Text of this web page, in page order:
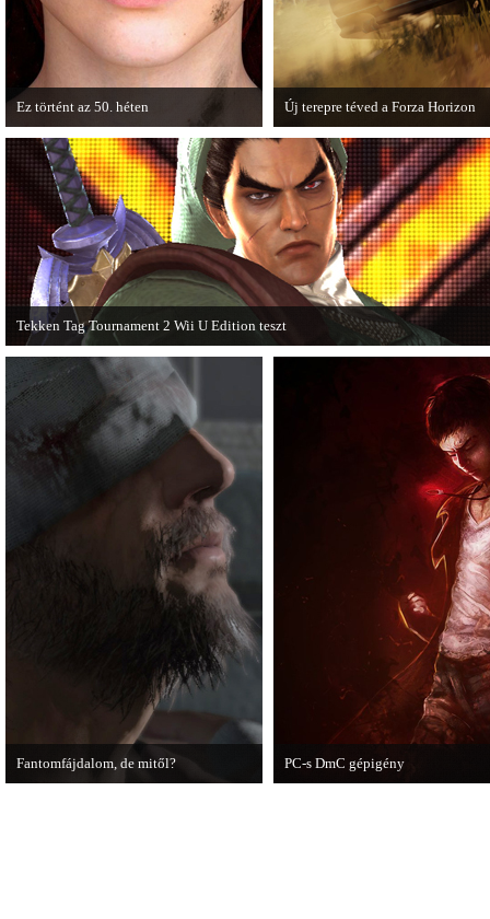
Ez történt az 50. héten
A héten nagyot villantottak a japán
fejlesztők. A Phamtom Pain mellett a
Square Enix techdemója is ütött.
Új terepre téved a Forza Horizon
Hamarosan megérkezik a Forza
Expansion Pack.
Tekken Tag Tournament 2 Wii U Edition teszt
Az extrákkal felturbózott Tekken Tag Tournament 2 a Wii U konzolon is ütősre
sikeredett.
Fantomfájdalom, de mitől? PC-s DmC gépigény